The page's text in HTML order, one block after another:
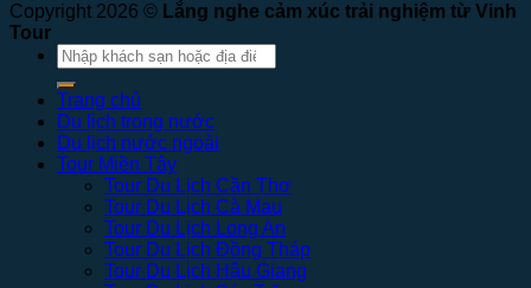
Copyright 2026 © Lắng nghe cảm xúc trải nghiệm từ Vinh
Tour
Tìm
kiếm:
Trang chủ
Du lịch trong nước
Du lịch nước ngoài
Tour Miền Tây
Tour Du Lịch Cần Thơ
Tour Du Lịch Cà Mau
Tour Du Lịch Long An
Tour Du Lịch Đồng Tháp
Tour Du Lịch Hậu Giang